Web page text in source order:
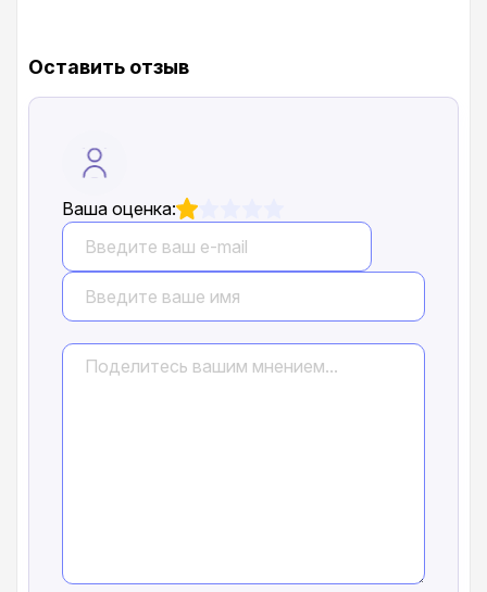
Оставить отзыв
Ваша оценка: